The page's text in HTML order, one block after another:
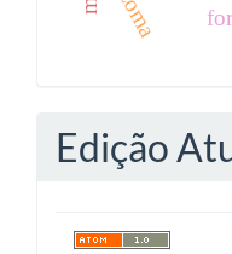
Edição